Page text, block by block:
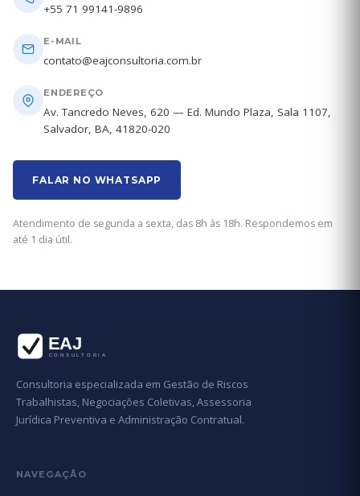
+55 71 99141-9896
E-MAIL
contato@eajconsultoria.com.br
ENDEREÇO
Av. Tancredo Neves, 620 — Ed. Mundo Plaza, Sala 1107,
Salvador, BA, 41820-020
FALAR NO WHATSAPP
Atendimento de segunda a sexta, das 8h às 18h. Respondemos em
até 1 dia útil.
Consultoria especializada em Gestão de Riscos
Trabalhistas, Negociações Coletivas, Assessoria
Jurídica Preventiva e Administração Contratual.
NAVEGAÇÃO